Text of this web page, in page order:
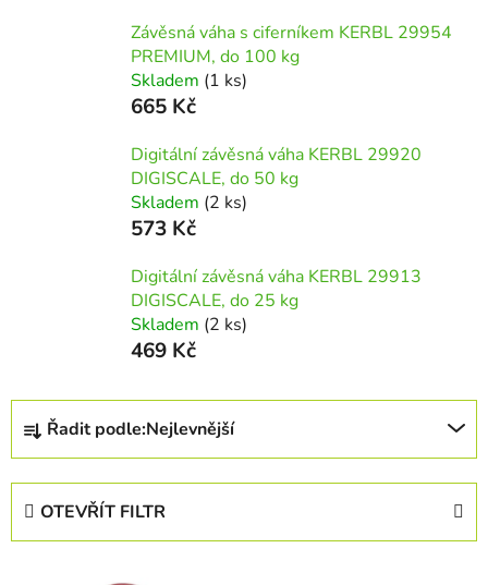
Závěsná váha s ciferníkem KERBL 29954
PREMIUM, do 100 kg
Skladem (1 ks)
665 Kč
Digitální závěsná váha KERBL 29920
DIGISCALE, do 50 kg
Skladem (2 ks)
573 Kč
Digitální závěsná váha KERBL 29913
DIGISCALE, do 25 kg
Skladem (2 ks)
469 Kč
Ř
z
Řadit podle:Nejlevnější
OTEVŘÍT FILTR